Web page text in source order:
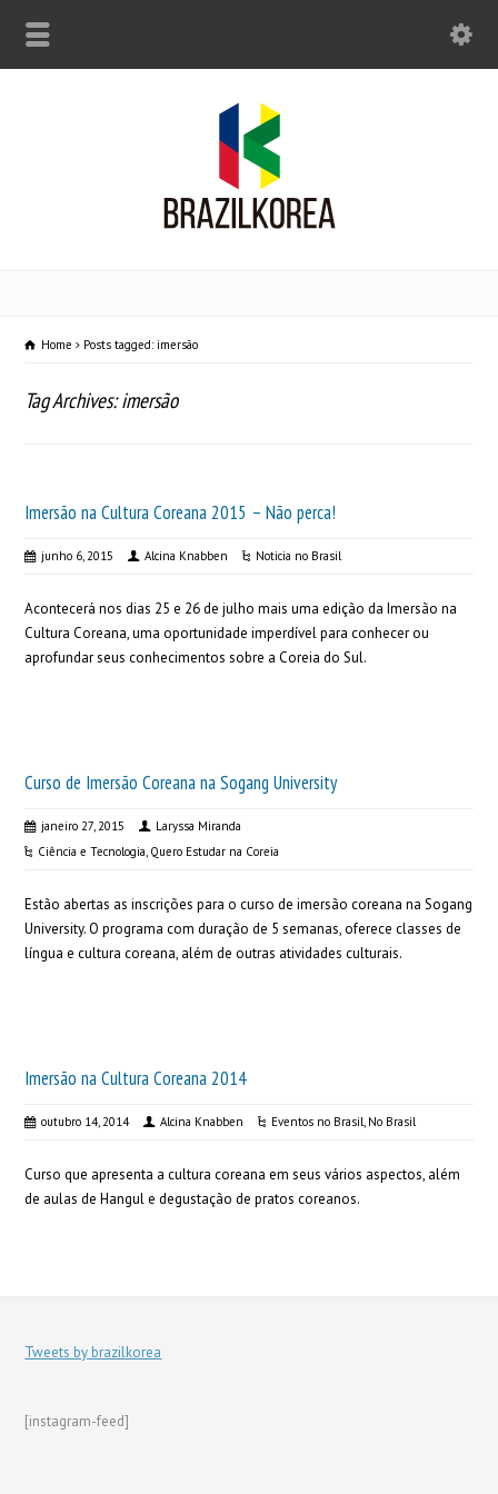
Home Posts tagged: imersão
Tag Archives: imersão
Imersão na Cultura Coreana 2015 – Não perca!
junho 6, 2015 Alcina Knabben Noticia no Brasil
Acontecerá nos dias 25 e 26 de julho mais uma edição da Imersão na
Cultura Coreana, uma oportunidade imperdível para conhecer ou
aprofundar seus conhecimentos sobre a Coreia do Sul.
Curso de Imersão Coreana na Sogang University
janeiro 27, 2015
Laryssa Miranda
Ciência e Tecnologia, Quero Estudar na Coreia
Estão abertas as inscrições para o curso de imersão coreana na Sogang
University. O programa com duração de 5 semanas, oferece classes de
língua e cultura coreana, além de outras atividades culturais.
Imersão na Cultura Coreana 2014
outubro 14, 2014 Alcina Knabben Eventos no Brasil, No Brasil
Curso que apresenta a cultura coreana em seus vários aspectos, além
de aulas de Hangul e degustação de pratos coreanos.
Tweets by brazilkorea
[instagram-feed]